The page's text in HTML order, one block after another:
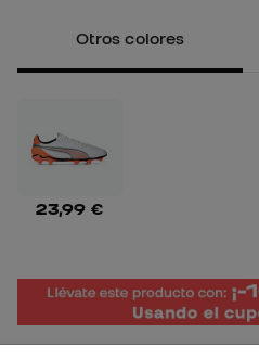
Otros colores
23,99 €